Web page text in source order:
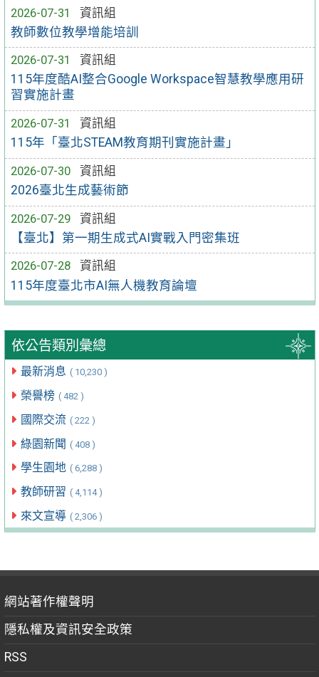
2026-07-31
資訊組
教師數位教學增能培訓
2026-07-31
資訊組
115年度酷AI整合Google Workspace智慧教學應用研
習實施計畫
2026-07-31
資訊組
115年「臺北STEAM教育期刊實施計畫」
2026-07-30
資訊組
2026臺北生成藝術節
2026-07-29
資訊組
【臺北】第一期生成式AI實戰入門密集班
2026-07-28
資訊組
115年度臺北市AI無人機教育論壇
依公告類別彙總
最新消息 ( 10,230 )
榮譽榜 ( 482 )
國際交流 ( 222 )
綠園新聞 ( 408 )
學生園地 ( 6,288 )
教師研習 ( 4,114 )
來文宣導 ( 2,306 )
網站著作權聲明
隱私權及資訊安全政策
RSS